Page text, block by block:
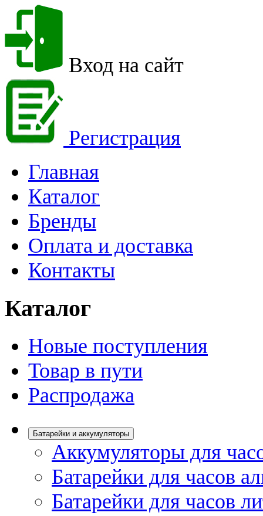
Вход на сайт
Регистрация
Главная
Каталог
Бренды
Оплата и доставка
Контакты
Каталог
Новые поступления
Товар в пути
Распродажа
Батарейки и аккумуляторы
Аккумуляторы для
Батарейки для часов
Батарейки для часов